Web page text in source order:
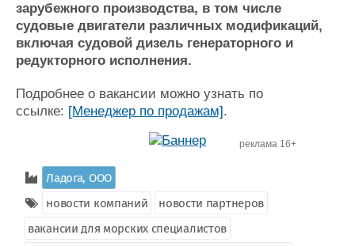
Конференции
Выставки и семинары
Личности
Словарь
Флот
Галерея флота
Все службы
зарубежного производства, в том числе
судовые двигатели различных модификаций,
включая судовой дизель генераторного и
редукторного исполнения.
Подробнее о вакансии можно узнать по
ссылке: [Менеджер по продажам].
реклама 16+
Ладога, ООО
новости компаний
новости партнеров
вакансии для морских специалистов